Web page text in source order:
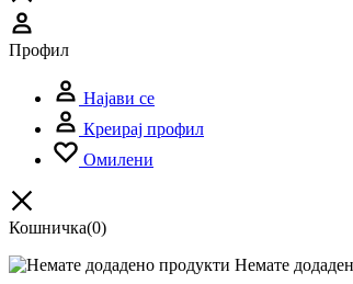
Профил
Најави се
Креирај профил
Омилени
Кошничка(0)
Немате